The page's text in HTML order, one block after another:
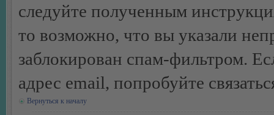
следуйте полученным
то возможно, что вы указали
заблокирован спам-фильтром.
адрес email, попробуйте
Вернуться к началу